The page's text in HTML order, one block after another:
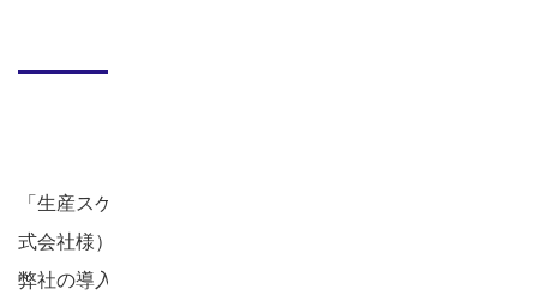
「生産スケジューラAsprova」（開発元：アスプローバ株
式会社様）の公式サイトにおいて、
弊社の導入事例が公開されました。